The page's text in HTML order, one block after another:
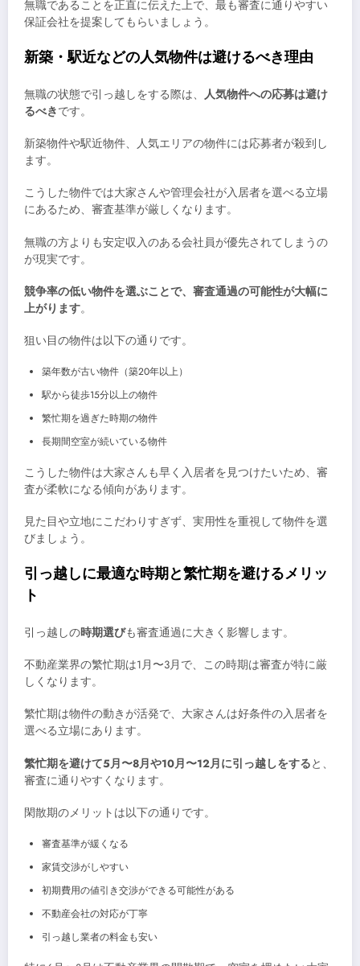
無職であることを正直に伝えた上で、最も審査に通りやすい
保証会社を提案してもらいましょう。
新築・駅近などの人気物件は避けるべき理由
無職の状態で引っ越しをする際は、 人気物件への応募は避け
るべきです。
新築物件や駅近物件、人気エリアの物件には応募者が殺到し
ます。
こうした物件では大家さんや管理会社が入居者を選べる立場
にあるため、審査基準が厳しくなります。
無職の方よりも安定収入のある会社員が優先されてしまうの
が現実です。
競争率の低い物件を選ぶことで、審査通過の可能性が大幅に
上がります。
狙い目の物件は以下の通りです。
築年数が古い物件（築20年以上）
駅から徒歩15分以上の物件
繁忙期を過ぎた時期の物件
長期間空室が続いている物件
こうした物件は大家さんも早く入居者を見つけたいため、審
査が柔軟になる傾向があります。
見た目や立地にこだわりすぎず、実用性を重視して物件を選
びましょう。
引っ越しに最適な時期と繁忙期を避けるメリッ
ト
引っ越しの時期選びも審査通過に大きく影響します。
不動産業界の繁忙期は1月〜3月で、この時期は審査が特に厳
しくなります。
繁忙期は物件の動きが活発で、大家さんは好条件の入居者を
選べる立場にあります。
繁忙期を避けて5月〜8月や10月〜12月に引っ越しをすると、
審査に通りやすくなります。
閑散期のメリットは以下の通りです。
審査基準が緩くなる
家賃交渉がしやすい
初期費用の値引き交渉ができる可能性がある
不動産会社の対応が丁寧
引っ越し業者の料金も安い